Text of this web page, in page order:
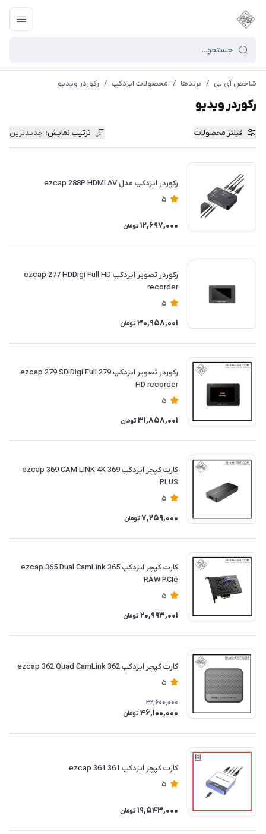
شاخص آی تی / برندها / محصولات ایزدکپ / رکوردر ویدیو
رکوردر ویدیو
فیلتر محصولات ترتیب نمایش: جدیدترین
رکوردر ایزدکپ مدل ezcap 288P HDMI AV
5
12,697,000 تومان
رکوردر تصویر ایزدکپ ezcap 277 HDDigi Full HD
recorder
5
30,958,001 تومان
رکوردر تصویر ایزدکپ 279 ezcap 279 SDIDigi Full
HD recorder
5
31,858,001 تومان
کارت کپچر ایزدکپ 369 ezcap 369 CAM LINK 4K
PLUS
5
7,259,000 تومان
کارت کپچر ایزدکپ 365 ezcap 365 Dual CamLink
RAW PCIe
5
20,993,001 تومان
کارت کپچر ایزدکپ 362 ezcap 362 Quad CamLink
5
32,600,000
46,100,000 تومان
کارت کپچر ایزدکپ 361 ezcap 361
5
19,543,000 تومان